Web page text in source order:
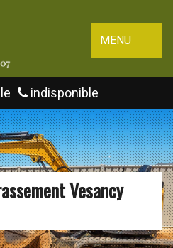
MENU
indisponible
Vesancy